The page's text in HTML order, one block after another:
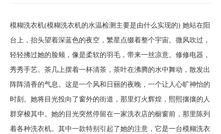
模糊洗衣机(模糊洗衣机的水温检测主要是由什么实现的) 她站在阳
台上，抬头望着深蓝色的夜空，繁星点缀着整个宇宙。微风吹过，
轻轻拂过她的脸颊，像是柔软的羽毛，带来一丝凉意。修修电器，
秀秀手艺。茶几上摆着一杯清茶，茶叶在沸腾的水中舞动，散发出
阵阵清香的气息。这是一个风和日丽的夜晚，一个让人心旷神怡的
时刻。她将目光投向了窗外的街道，那里灯火辉煌，熙熙攘攘的人
群穿梭其中。她的目光突然停留在一家洗衣店的橱窗前，那里陈列
着各种洗衣机。其中一款特别引起了她的注意，它是一台模糊洗衣